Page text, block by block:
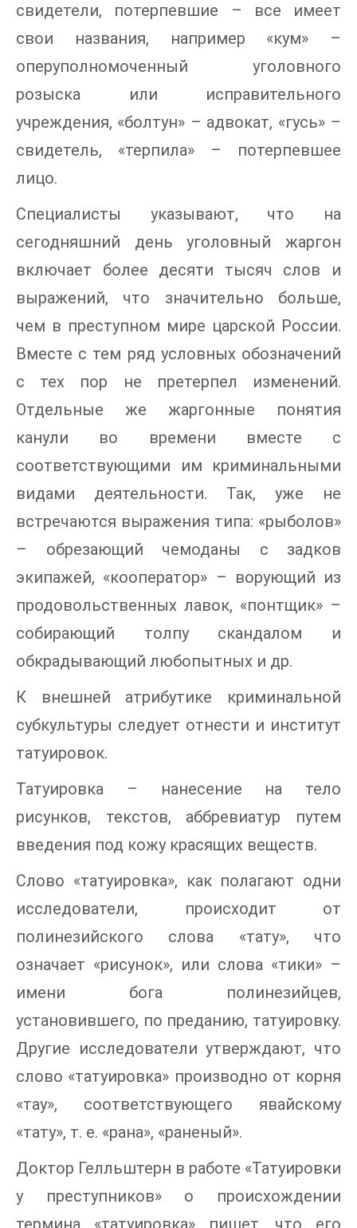
свидетели, потерпевшие – все имеет
свои названия, например «кум» –
оперуполномоченный уголовного
розыска или исправительного
учреждения, «болтун» – адвокат, «гусь» –
свидетель, «терпила» – потерпевшее
лицо.
Специалисты указывают, что на
сегодняшний день уголовный жаргон
включает более десяти тысяч слов и
выражений, что значительно больше,
чем в преступном мире царской России.
Вместе с тем ряд условных обозначений
с тех пор не претерпел изменений.
Отдельные же жаргонные понятия
канули во времени вместе с
соответствующими им криминальными
видами деятельности. Так, уже не
встречаются выражения типа: «рыболов»
– обрезающий чемоданы с задков
экипажей, «кооператор» – ворующий из
продовольственных лавок, «понтщик» –
собирающий толпу скандалом и
обкрадывающий любопытных и др.
К внешней атрибутике криминальной
субкультуры следует отнести и институт
татуировок.
Татуировка – нанесение на тело
рисунков, текстов, аббревиатур путем
введения под кожу красящих веществ.
Слово «татуировка», как полагают одни
исследователи, происходит от
полинезийского слова «тату», что
означает «рисунок», или слова «тики» –
имени бога полинезийцев,
установившего, по преданию, татуировку.
Другие исследователи утверждают, что
слово «татуировка» производно от корня
«тау», соответствующего явайскому
«тату», т. е. «рана», «раненый».
Доктор Гелльштерн в работе «Татуировки
у преступников» о происхождении
термина «татуировка» пишет, что его